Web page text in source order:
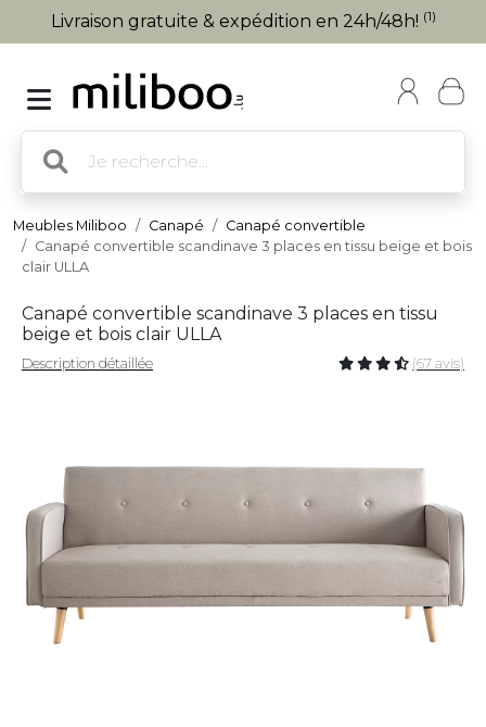
Livraison gratuite & expédition en 24h/48h! (1)
Meubles Miliboo Canapé
Canapé convertible
Canapé convertible scandinave 3 places en tissu beige et bois
clair ULLA
Canapé convertible scandinave 3 places en tissu
beige et bois clair ULLA
Description détaillée (67 avis)